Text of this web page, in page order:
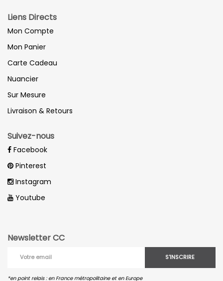
Liens Directs
Mon Compte
Mon Panier
Carte Cadeau
Nuancier
Sur Mesure
Livraison & Retours
Suivez-nous
Facebook
Pinterest
Instagram
Youtube
Newsletter CC
S'INSCRIRE
*en point relais : en France métropolitaine et en Europe